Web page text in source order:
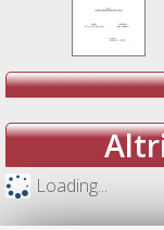
Loading...